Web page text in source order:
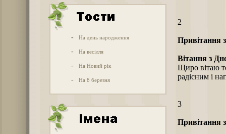
- На день народження
- На весілля
- На Новий рік
- На 8 березня
2
Привітання
Вітання з
Щиро вітаю
радісним і
3
Привітання